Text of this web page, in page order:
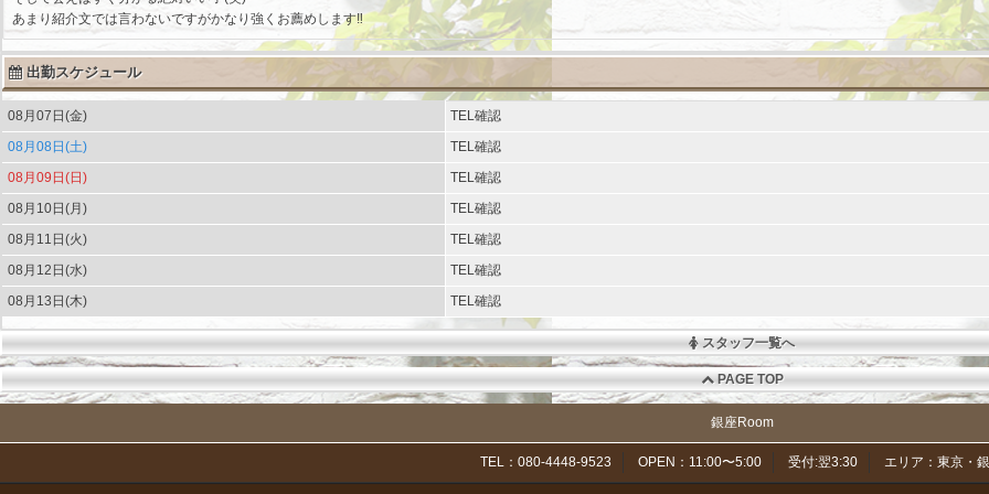
あまり紹介文では言わないですがかなり強くお薦めします‼
出勤スケジュール
08月07日(金)
TEL確認
08月08日(土)
TEL確認
08月09日(日)
TEL確認
08月10日(月)
TEL確認
08月11日(火)
TEL確認
08月12日(水)
TEL確認
08月13日(木)
TEL確認
スタッフ一覧へ
PAGE TOP
銀座Room
TEL：080-4448-9523 OPEN：11:00〜5:00 受付:翌3:30 エリア：東京・